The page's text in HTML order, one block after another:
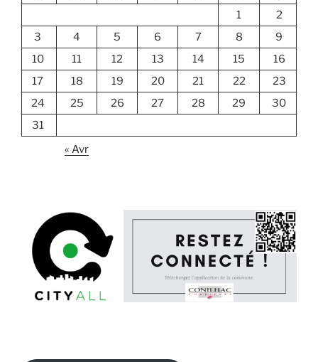
1
2
3
4 5 6 7 8
9
10
11 12 13 14 15
16
17
18 19 20 21 22
23
24
25 26 27 28 29
30
31
« Avr